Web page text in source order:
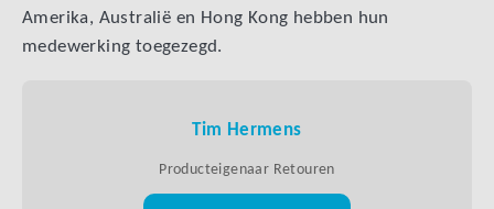
Amerika, Australië en Hong Kong hebben hun
medewerking toegezegd.
Tim Hermens
Producteigenaar Retouren